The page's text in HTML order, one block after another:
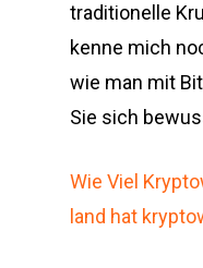
traditionelle
kenne mich
wie man mit
Sie sich
Wie Viel
land hat